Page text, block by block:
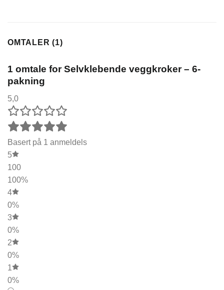
OMTALER (1)
1 omtale forSelvklebende veggkroker – 6-
pakning
5,0
Basert på 1 anmeldels
5
100
100%
4
0%
3
0%
2
0%
1
0%